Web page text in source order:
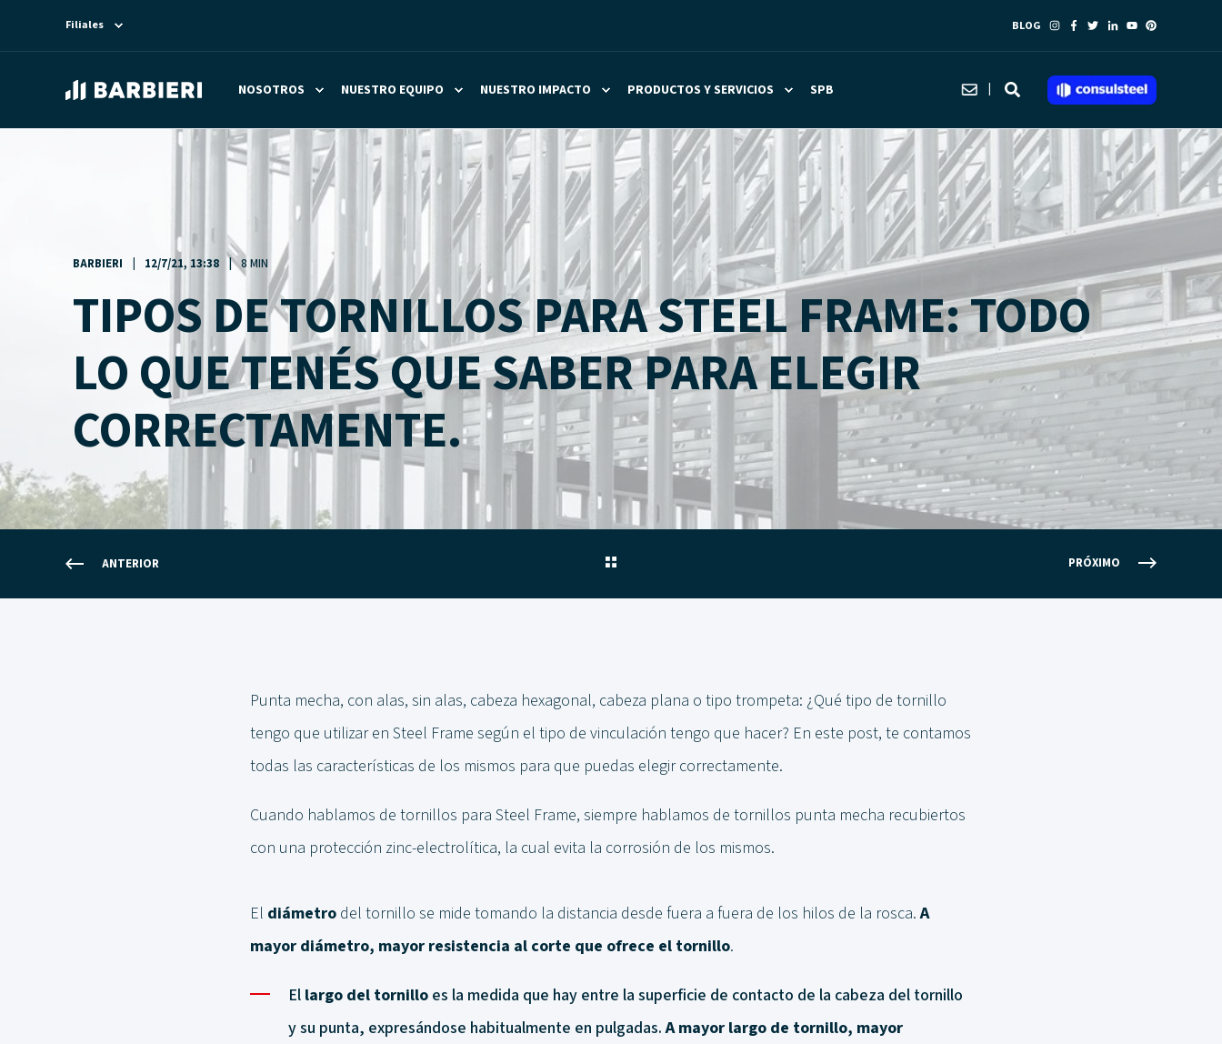
Filiales BLOG
NOSOTROS NUESTRO EQUIPO NUESTRO IMPACTO PRODUCTOS Y SERVICIOS SPB
BARBIERI 12/7/21, 13:38 8 MIN
TIPOS DE TORNILLOS PARA STEEL FRAME: TODO
LO QUE TENÉS QUE SABER PARA ELEGIR
CORRECTAMENTE.
ANTERIOR PRÓXIMO
Punta mecha, con alas, sin alas, cabeza hexagonal, cabeza plana o tipo trompeta: ¿Qué tipo de tornillo
tengo que utilizar en Steel Frame según el tipo de vinculación tengo que hacer? En este post, te contamos
todas las características de los mismos para que puedas elegir correctamente.
Cuando hablamos de tornillos para Steel Frame, siempre hablamos de tornillos punta mecha recubiertos
con una protección zinc-electrolítica, la cual evita la corrosión de los mismos.
El diámetrodel tornillo se mide tomando la distancia desde fuera a fuera de los hilos de la rosca.A
mayor diámetro, mayor resistencia al corte que ofrece el tornillo.
El largo del tornilloes la medida que hay entre la superficie de contacto de la cabeza del tornillo
y su punta, expresándose habitualmente en pulgadas.A mayor largo de tornillo, mayor